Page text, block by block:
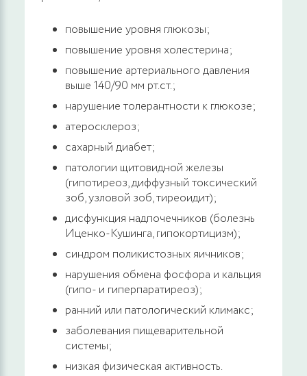
повышение уровня глюкозы;
повышение уровня холестерина;
повышение артериального давления
выше 140/90 мм рт.ст.;
нарушение толерантности к глюкозе;
атеросклероз;
сахарный диабет;
патологии щитовидной железы
(гипотиреоз, диффузный токсический
зоб, узловой зоб, тиреоидит);
дисфункция надпочечников (болезнь
Иценко-Кушинга, гипокортицизм);
синдром поликистозных яичников;
нарушения обмена фосфора и кальция
(гипо- и гиперпаратиреоз);
ранний или патологический климакс;
заболевания пищеварительной
системы;
низкая физическая активность.